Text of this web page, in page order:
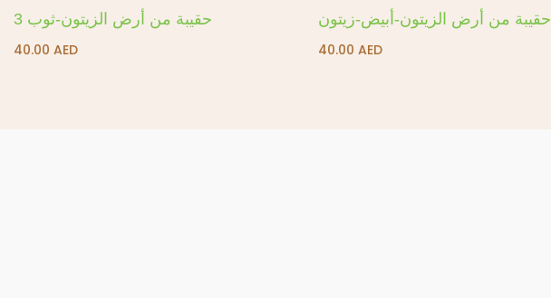
حقيبة من أرض الزيتون-ثوب 3
40.00 AED
حقيبة من أرض الزيتون-أبيض-زيتون
40.00 AED